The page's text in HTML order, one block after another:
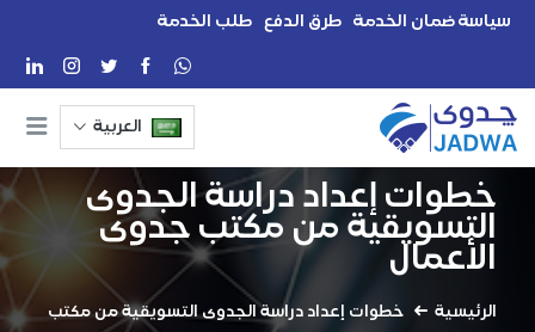
سياسة ضمان الخدمة طرق الدفع طلب الخدمة
العربية
خطوات إعداد دراسة الجدوى
التسويقية من مكتب جدوى
الأعمال
الرئيسية
خطوات إعداد دراسة الجدوى التسويقية من مكتب